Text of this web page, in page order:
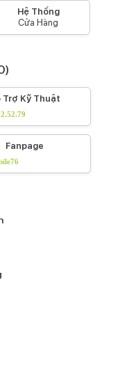
Hệ Thống
Cửa Hàng
Trợ Kỹ Thuật
Fanpage